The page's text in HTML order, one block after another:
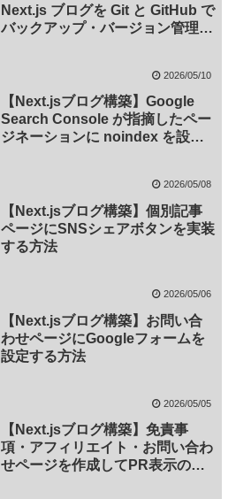
Next.js ブログを Git と GitHub で
バックアップ・バージョン管理す
2026/05/10
【Next.jsブログ構築】Google
Search Console が指摘したペー
ジネーションに noindex を設定
2026/05/08
【Next.jsブログ構築】個別記事
ページにSNSシェアボタンを実装
する方法
2026/05/06
【Next.jsブログ構築】お問い合
わせページにGoogleフォームを
設定する方法
2026/05/05
【Next.jsブログ構築】免責事
項・アフィリエイト・お問い合わ
せページを作成してPR表示の仕